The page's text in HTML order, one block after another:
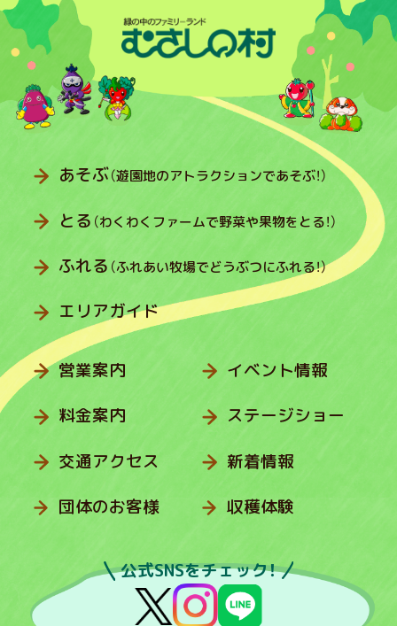
あそぶ（遊園地のアトラクションであそぶ！）
とる （わくわくファームで野菜や果物をとる！）
ふれる （ふれあい牧場でどうぶつにふれる！）
エリアガイド
営業案内
料金案内
交通アクセス
団体のお客様
イベント情報
ステージショー
新着情報
収穫体験
公式SNSをチェック！